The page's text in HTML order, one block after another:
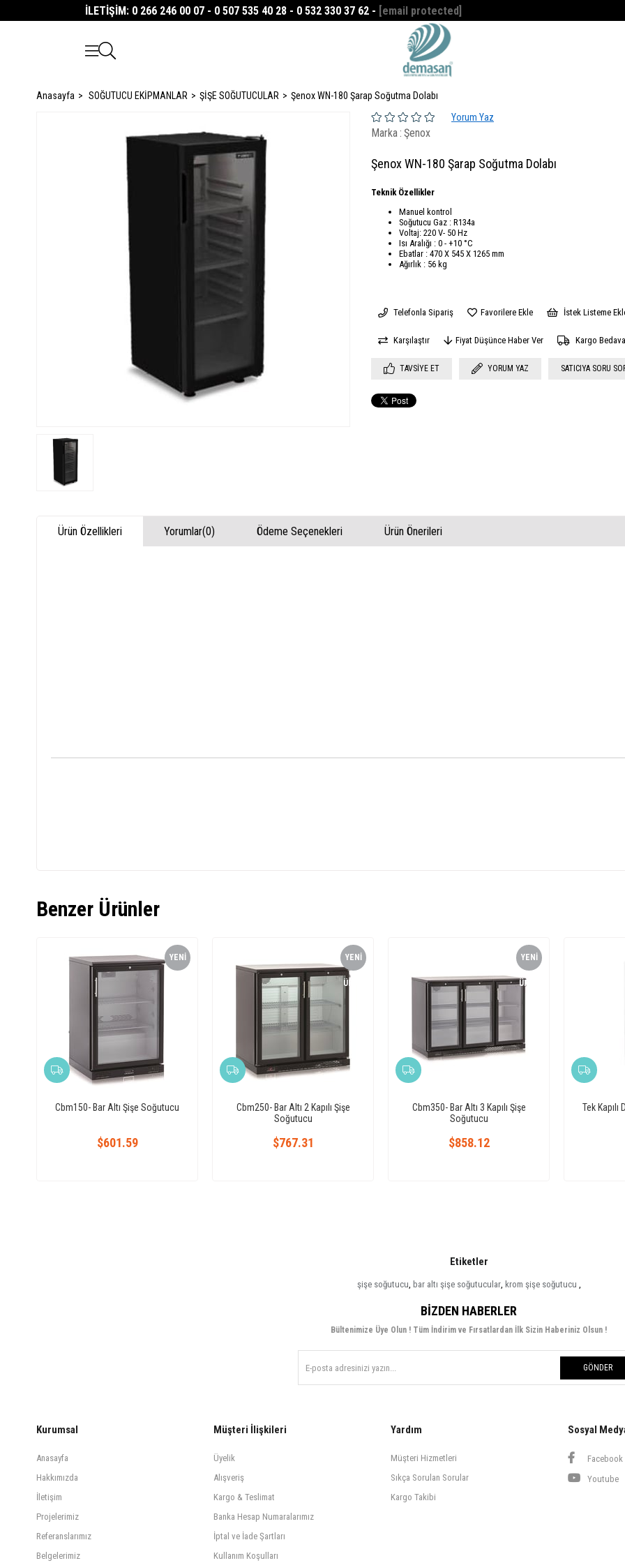
İLETİŞİM: 0 266 246 00 07 - 0 507 535 40 28 - 0 532 330 37 62 - [email protected]
Anasayfa SOĞUTUCU EKİPMANLAR ŞİŞE SOĞUTUCULAR
Şenox WN-180 Şarap Soğutma Dolabı
Yorum Yaz
Marka: Şenox
Şenox WN-180 Şarap Soğutma Dolabı
Teknik Özellikler
Manuel kontrol
Soğutucu Gaz : R134a
Voltaj: 220 V- 50 Hz
Isı Aralığı : 0 - +10 °C
Ebatlar : 470 X 545 X 1265 mm
Ağırlık : 56 kg
Telefonla Sipariş Favorilere Ekle İstek Listeme
Karşılaştır Fiyat Düşünce Haber Ver Kargo Bedava
TAVSIYE ET YORUM YAZ SATICIYA SORU
Ürün Özellikleri Yorumlar(0) Ödeme Seçenekleri Ürün Önerileri
Benzer Ürünler
Cbm150- Bar Altı Şişe Soğutucu
$601.59
YENI
Cbm250- Bar Altı 2 Kapılı Şişe
Soğutucu
$767.31
YENI
ÜRÜN
Cbm350- Bar Altı 3 Kapılı Şişe
Soğutucu
$858.12
YENI
ÜRÜN
Tek
Etiketler
şişe soğutucu, bar altı şişe soğutucular, krom şişe soğutucu ,
BIZDEN HABERLER
Bültenimize Üye Olun ! Tüm İndirim ve Fırsatlardan İlk Sizin Haberiniz Olsun !
GÖNDER
Kurumsal
Anasayfa
Hakkımızda
İletişim
Projelerimiz
Referanslarımız
Belgelerimiz
Müşteri İlişkileri
Üyelik
Alışveriş
Kargo & Teslimat
Banka Hesap Numaralarımız
İptal ve İade Şartları
Kullanım Koşulları
Yardım
Müşteri Hizmetleri
Sıkça Sorulan Sorular
Kargo Takibi
Sosyal
Facebook
Youtube